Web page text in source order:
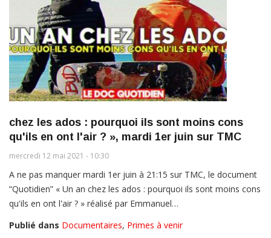
chez les ados : pourquoi ils sont moins cons
qu'ils en ont l'air ? », mardi 1er juin sur TMC
mercredi 12 mai 2021 - 10:30
A ne pas manquer mardi 1er juin à 21:15 sur TMC, le document
“Quotidien” « Un an chez les ados : pourquoi ils sont moins cons
qu'ils en ont l'air ? » réalisé par Emmanuel…
Publié dans Documentaires, Primes à venir